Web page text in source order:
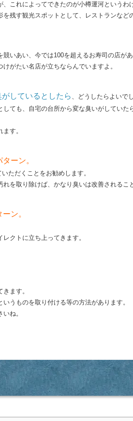
これによってできたのが小樽運河というわ
残す観光スポットとして、レストランなど
いあい、今では100を超えるお寿司の店があ
がたい名店が立ちならんでいますよ。
しているとしたら 、どうしたらよいで
ても、自宅の台所から変な臭いがしていた
す。
ーン。
ただくことをお勧めします。
を取り除けば、かなり臭いは改善されるこ
ン。
クトに立ち上ってきます。
ます。
うものを取り付ける等の方法があります。
ね。